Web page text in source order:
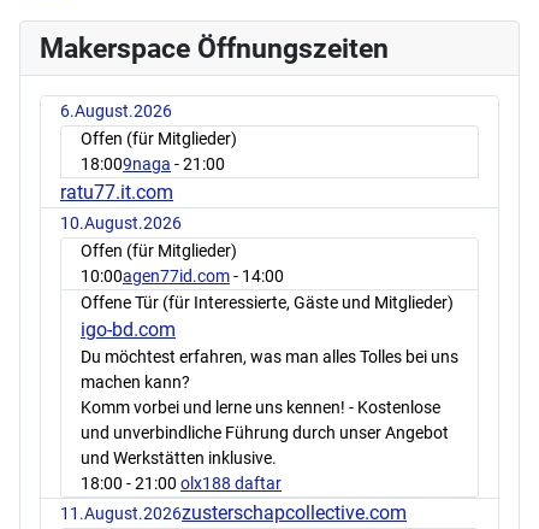
Makerspace Öffnungszeiten
6.August.2026
Offen (für Mitglieder)
18:009naga - 21:00
ratu77.it.com
10.August.2026
Offen (für Mitglieder)
10:00agen77id.com- 14:00
Offene Tür (für Interessierte, Gäste und Mitglieder)
igo-bd.com
Du möchtest erfahren, was man alles Tolles bei uns
machen kann?
Komm vorbei und lerne uns kennen! - Kostenlose
und unverbindliche Führung durch unser Angebot
und Werkstätten inklusive.
18:00 - 21:00 olx188 daftar
11.August.2026zusterschapcollective.com